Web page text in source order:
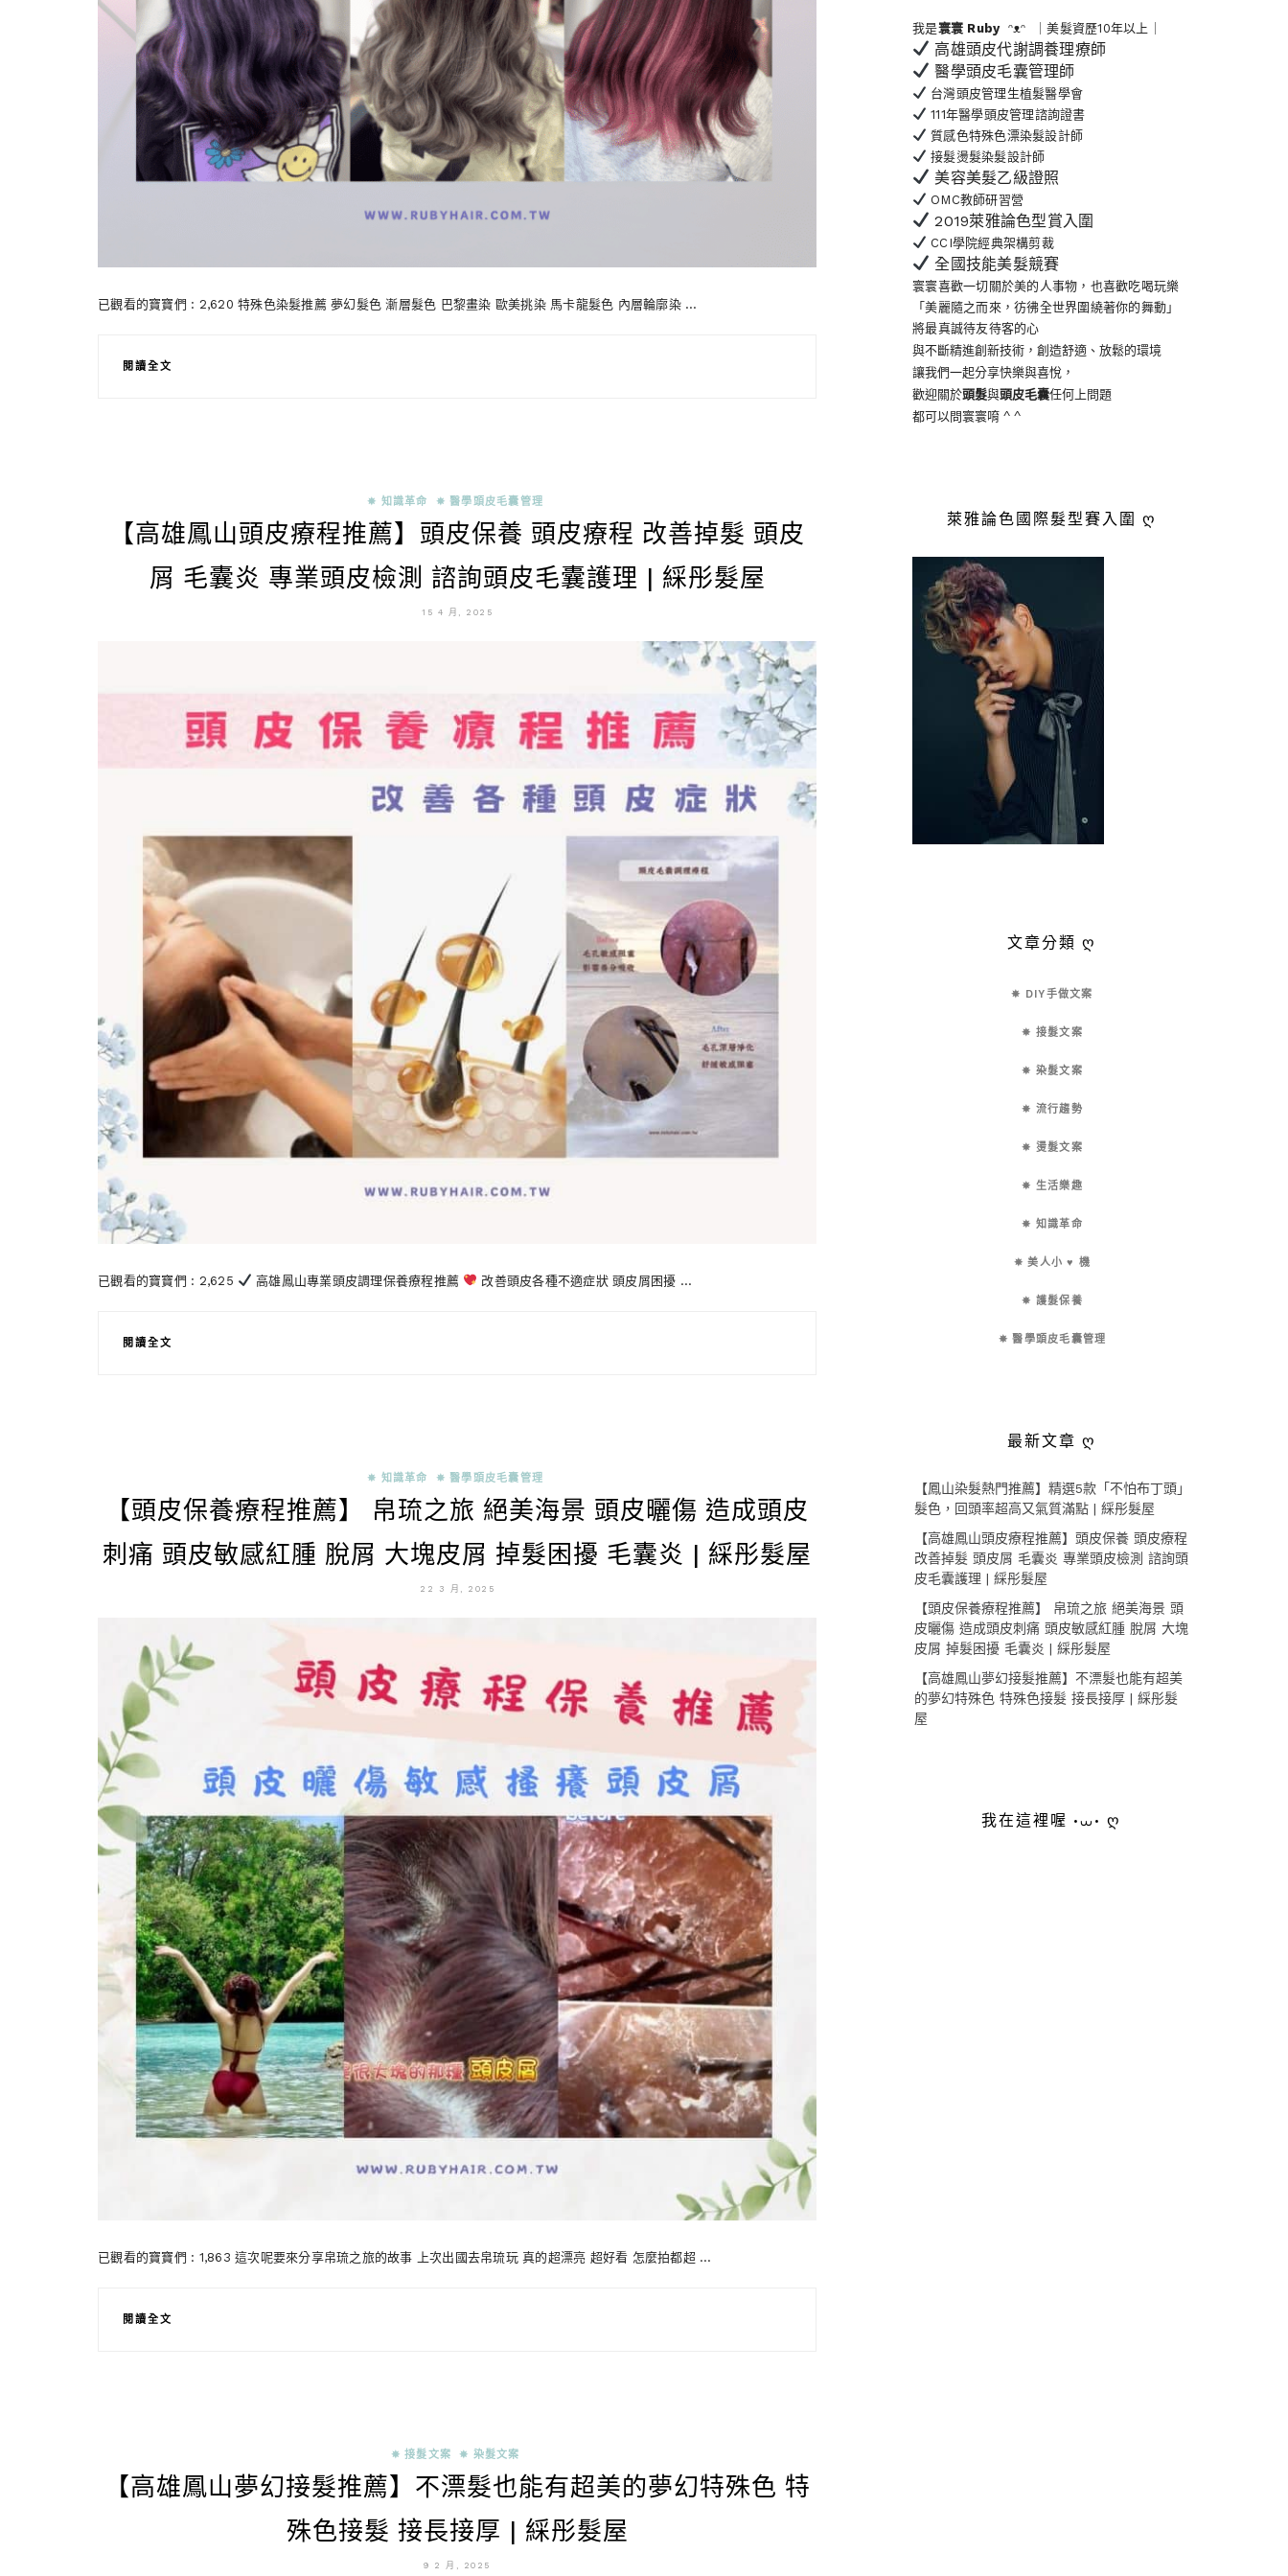
已觀看的寶寶們 : 2,620 特殊色染髮推薦 夢幻髮色 漸層髮色 巴黎畫染 歐美挑染 馬卡龍髮色 內層輪廓染 …
閱讀全文
✵ 知識革命 ✵ 醫學頭皮毛囊管理
【高雄鳳山頭皮療程推薦】頭皮保養 頭皮療程 改善掉髮 頭皮
屑 毛囊炎 專業頭皮檢測 諮詢頭皮毛囊護理 | 綵彤髮屋
15 4 月, 2025
已觀看的寶寶們 : 2,625 高雄鳳山專業頭皮調理保養療程推薦 改善頭皮各種不適症狀 頭皮屑困擾 …
閱讀全文
✵ 知識革命 ✵ 醫學頭皮毛囊管理
【頭皮保養療程推薦】 帛琉之旅 絕美海景 頭皮曬傷 造成頭皮
刺痛 頭皮敏感紅腫 脫屑 大塊皮屑 掉髮困擾 毛囊炎 | 綵彤髮屋
22 3 月, 2025
已觀看的寶寶們 : 1,863 這次呢要來分享帛琉之旅的故事 上次出國去帛琉玩 真的超漂亮 超好看 怎麼拍都超 …
閱讀全文
✵ 接髮文案 ✵ 染髮文案
【高雄鳳山夢幻接髮推薦】不漂髮也能有超美的夢幻特殊色 特
殊色接髮 接長接厚 | 綵彤髮屋
9 2 月, 2025
我是寰寰 Ruby ᵔᴥᵔ ｜美髮資歷10年以上｜
高雄頭皮代謝調養理療師
醫學頭皮毛囊管理師
台灣頭皮管理生植髮醫學會
111年醫學頭皮管理諮詢證書
質感色特殊色漂染髮設計師
接髮燙髮染髮設計師
美容美髮乙級證照
OMC教師研習營
2019萊雅論色型賞入圍
CCI學院經典架構剪裁
全國技能美髮競賽
寰寰喜歡一切關於美的人事物 ，也喜歡吃喝玩樂
「美麗隨之而來，彷彿全世界圍繞著你的舞動」
將最真誠待友待客的心
與不斷精進創新技術，創造舒適、放鬆的環境
讓我們一起分享快樂與喜悅，
歡迎關於頭髮與頭皮毛囊任何上問題
都可以問寰寰唷 ^ ^
萊雅論色國際髮型賽入圍 ღ
文章分類 ღ
✵ DIY手做文案
✵ 接髮文案
✵ 染髮文案
✵ 流行趨勢
✵ 燙髮文案
✵ 生活樂趣
✵ 知識革命
✵ 美人小 ♥ 機
✵ 護髮保養
✵ 醫學頭皮毛囊管理
最新文章 ღ
【鳳山染髮熱門推薦】精選5款「不怕布丁頭」
髮色，回頭率超高又氣質滿點 | 綵彤髮屋
【高雄鳳山頭皮療程推薦】頭皮保養 頭皮療程
改善掉髮 頭皮屑 毛囊炎 專業頭皮檢測 諮詢頭
皮毛囊護理 | 綵彤髮屋
【頭皮保養療程推薦】 帛琉之旅 絕美海景 頭
皮曬傷 造成頭皮刺痛 頭皮敏感紅腫 脫屑 大塊
皮屑 掉髮困擾 毛囊炎 | 綵彤髮屋
【高雄鳳山夢幻接髮推薦】不漂髮也能有超美
的夢幻特殊色 特殊色接髮 接長接厚 | 綵彤髮
屋
我在這裡喔 •⩊• ღ